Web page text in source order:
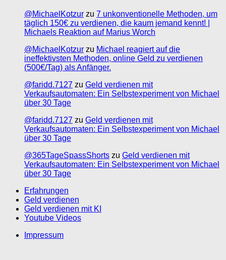
@MichaelKotzur zu 7 unkonventionelle Methoden, um
täglich 150€ zu verdienen, die kaum jemand kennt! |
Michaels Reaktion auf Marius Worch
@MichaelKotzur zu Michael reagiert auf die
ineffektivsten Methoden, online Geld zu verdienen
(500€/Tag) als Anfänger.
@faridd.7127 zu Geld verdienen mit
Verkaufsautomaten: Ein Selbstexperiment von Michael
über 30 Tage
@faridd.7127 zu Geld verdienen mit
Verkaufsautomaten: Ein Selbstexperiment von Michael
über 30 Tage
@365TageSpassShorts zu Geld verdienen mit
Verkaufsautomaten: Ein Selbstexperiment von Michael
über 30 Tage
Erfahrungen
Geld verdienen
Geld verdienen mit KI
Youtube Videos
Impressum